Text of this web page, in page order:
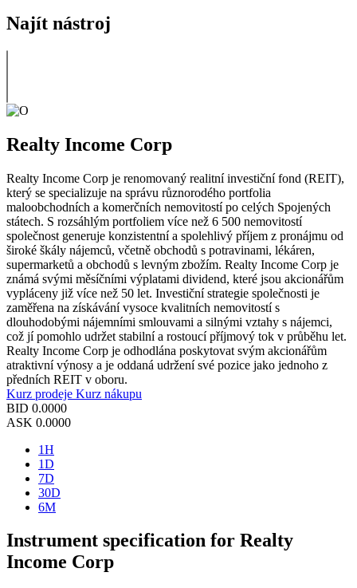
Najít nástroj
Realty Income Corp
Realty Income Corp je renomovaný realitní investiční fond (REIT),
který se specializuje na správu různorodého portfolia
maloobchodních a komerčních nemovitostí po celých Spojených
státech. S rozsáhlým portfoliem více než 6 500 nemovitostí
společnost generuje konzistentní a spolehlivý příjem z pronájmu od
široké škály nájemců, včetně obchodů s potravinami, lékáren,
supermarketů a obchodů s levným zbožím. Realty Income Corp je
známá svými měsíčními výplatami dividend, které jsou akcionářům
vypláceny již více než 50 let. Investiční strategie společnosti je
zaměřena na získávání vysoce kvalitních nemovitostí s
dlouhodobými nájemními smlouvami a silnými vztahy s nájemci,
což jí pomohlo udržet stabilní a rostoucí příjmový tok v průběhu let.
Realty Income Corp je odhodlána poskytovat svým akcionářům
atraktivní výnosy a je oddaná udržení své pozice jako jednoho z
předních REIT v oboru.
Kurz prodeje Kurz nákupu
BID 0.0000
ASK 0.0000
1H
1D
7D
30D
6M
Instrument specification for Realty
Income Corp